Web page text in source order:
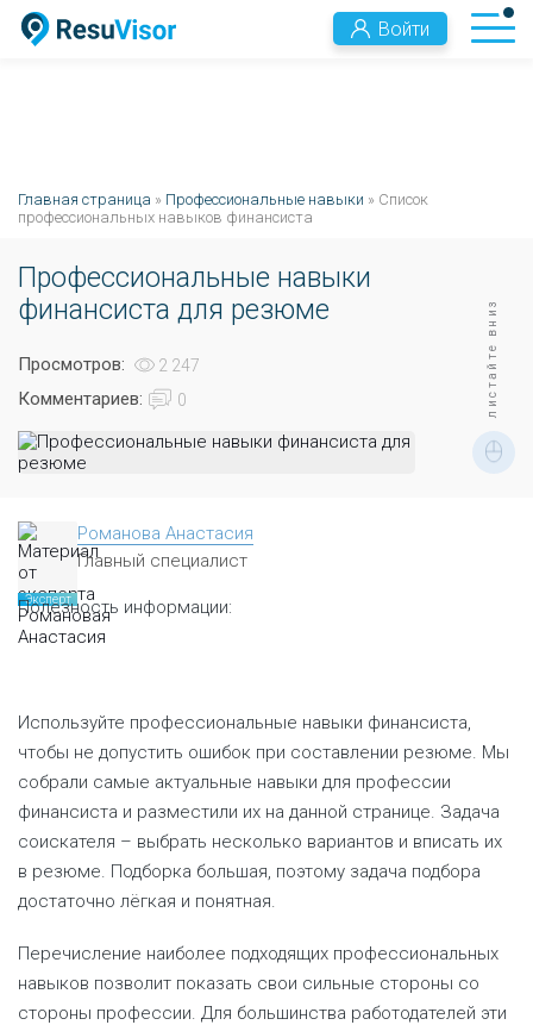
Войти
Главная страница » Профессиональные навыки » Список
профессиональных навыков финансиста
Профессиональные навыки
финансиста для резюме
Просмотров: 2 247
Комментариев: 0 листайте вниз
Эксперт
Романова Анастасия
Главный специалист
Полезность информации:
Используйте профессиональные навыки финансиста,
чтобы не допустить ошибок при составлении резюме. Мы
собрали самые актуальные навыки для профессии
финансиста и разместили их на данной странице. Задача
соискателя – выбрать несколько вариантов и вписать их
в резюме. Подборка большая, поэтому задача подбора
достаточно лёгкая и понятная.
Перечисление наиболее подходящих профессиональных
навыков позволит показать свои сильные стороны со
стороны профессии. Для большинства работодателей эти